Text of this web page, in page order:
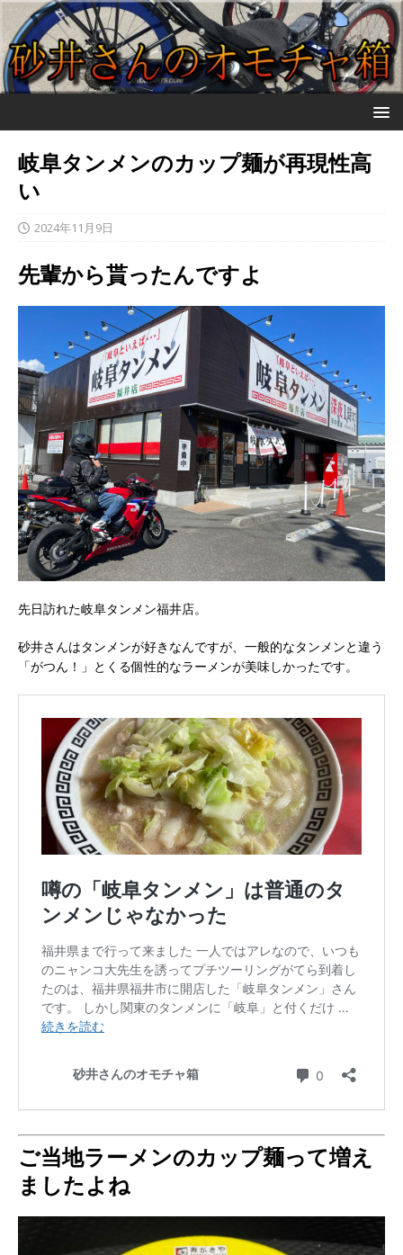
岐阜タンメンのカップ麺が再現性高
い
2024年11月9日
先輩から貰ったんですよ
先日訪れた岐阜タンメン福井店。
砂井さんはタンメンが好きなんですが、一般的なタンメンと違う
「がつん！」とくる個性的なラーメンが美味しかったです。
ご当地ラーメンのカップ麺って増え
ましたよね